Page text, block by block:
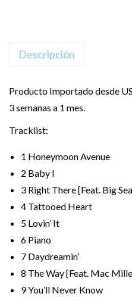
Descripción
Producto Importado desde
3 semanas a 1 mes.
Tracklist:
1 Honeymoon Avenue
2 Baby I
3 Right There [Feat. Big
4 Tattooed Heart
5 Lovin’ It
6 Piano
7 Daydreamin’
8 The Way [Feat. Mac
9You’ll Never Know